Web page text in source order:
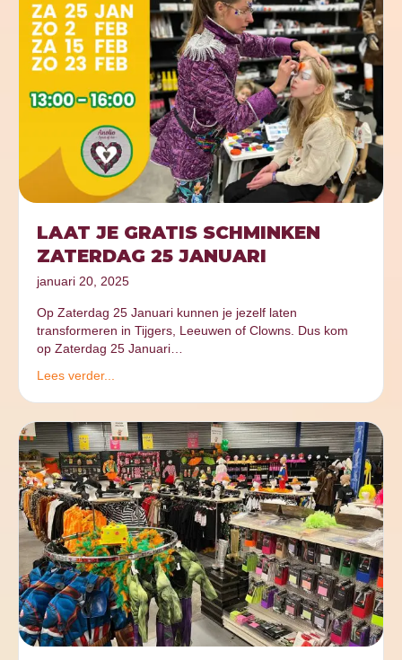
LAAT JE GRATIS SCHMINKEN
ZATERDAG 25 JANUARI
januari 20, 2025
Op Zaterdag 25 Januari kunnen je jezelf laten
transformeren in Tijgers, Leeuwen of Clowns. Dus kom
op Zaterdag 25 Januari…
Lees verder...